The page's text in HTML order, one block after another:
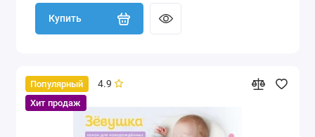
Купить
Популярный
Хит продаж
4.9